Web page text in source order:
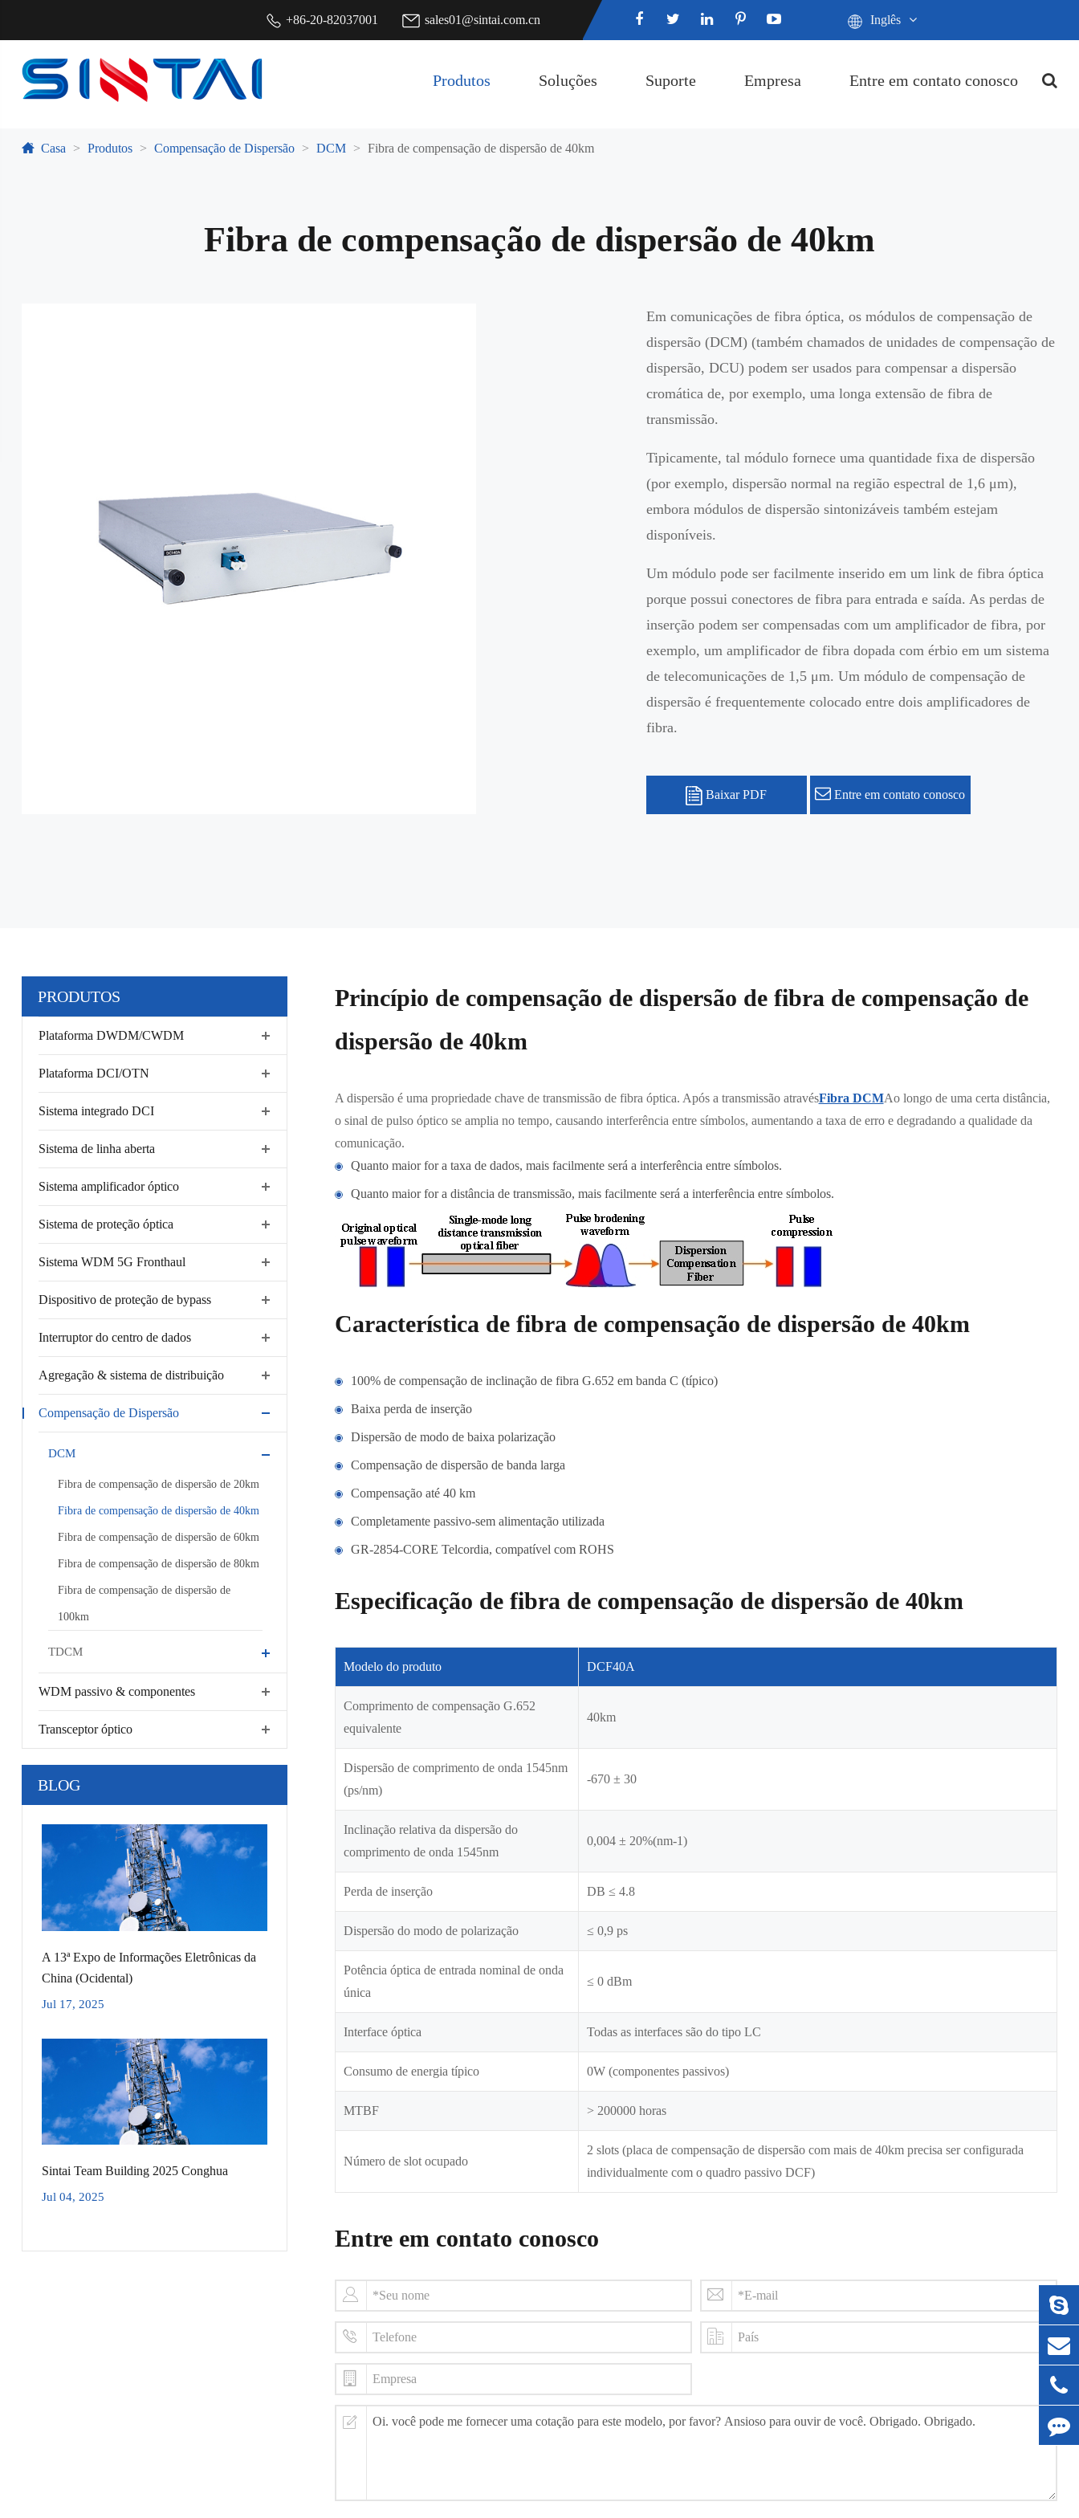
+86-20-82037001 sales01@sintai.com.cn Inglês
Produtos Soluções Suporte Empresa Entre em contato conosco
Casa Produtos Compensação de Dispersão DCM Fibra de compensação de dispersão de 40km
Fibra de compensação de dispersão de 40km
Em comunicações de fibra óptica, os módulos de compensação de
dispersão (DCM) (também chamados de unidades de compensação de
dispersão, DCU) podem ser usados para compensar a dispersão
cromática de, por exemplo, uma longa extensão de fibra de
transmissão.
Tipicamente, tal módulo fornece uma quantidade fixa de dispersão
(por exemplo, dispersão normal na região espectral de 1,6 μm),
embora módulos de dispersão sintonizáveis também estejam
disponíveis.
Um módulo pode ser facilmente inserido em um link de fibra óptica
porque possui conectores de fibra para entrada e saída. As perdas de
inserção podem ser compensadas com um amplificador de fibra, por
exemplo, um amplificador de fibra dopada com érbio em um sistema
de telecomunicações de 1,5 μm. Um módulo de compensação de
dispersão é frequentemente colocado entre dois amplificadores de
fibra.
Baixar PDF Entre em contato conosco
PRODUTOS
Plataforma DWDM/CWDM
Plataforma DCI/OTN
Sistema integrado DCI
Sistema de linha aberta
Sistema amplificador óptico
Sistema de proteção óptica
Sistema WDM 5G Fronthaul
Dispositivo de proteção de bypass
Interruptor do centro de dados
Agregação & sistema de distribuição
Compensação de Dispersão
DCM
Fibra de compensação de dispersão de 20km
Fibra de compensação de dispersão de 40km
Fibra de compensação de dispersão de 60km
Fibra de compensação de dispersão de 80km
Fibra de compensação de dispersão de
100km
TDCM
WDM passivo & componentes
Transceptor óptico
BLOG
A 13ª Expo de Informações Eletrônicas da
China (Ocidental)
Jul 17, 2025
Sintai Team Building 2025 Conghua
Jul 04, 2025
Princípio de compensação de dispersão de fibra de compensação de
dispersão de 40km
A dispersão é uma propriedade chave de transmissão de fibra óptica. Após a transmissão atravésFibra DCMAo longo de uma certa distância,
o sinal de pulso óptico se amplia no tempo, causando interferência entre símbolos, aumentando a taxa de erro e degradando a qualidade da
comunicação.
Quanto maior for a taxa de dados, mais facilmente será a interferência entre símbolos.
Quanto maior for a distância de transmissão, mais facilmente será a interferência entre símbolos.
Característica de fibra de compensação de dispersão de 40km
100% de compensação de inclinação de fibra G.652 em banda C (típico)
Baixa perda de inserção
Dispersão de modo de baixa polarização
Compensação de dispersão de banda larga
Compensação até 40 km
Completamente passivo-sem alimentação utilizada
GR-2854-CORE Telcordia, compatível com ROHS
Especificação de fibra de compensação de dispersão de 40km
Modelo do produto DCF40A
Comprimento de compensação G.652
equivalente
40km
Dispersão de comprimento de onda 1545nm
(ps/nm)
-670 ± 30
Inclinação relativa da dispersão do
comprimento de onda 1545nm
0,004 ± 20%(nm-1)
Perda de inserção DB ≤ 4.8
Dispersão do modo de polarização ≤ 0,9 ps
Potência óptica de entrada nominal de onda
única
≤ 0 dBm
Interface óptica Todas as interfaces são do tipo LC
Consumo de energia típico 0W (componentes passivos)
MTBF > 200000 horas
Número de slot ocupado
2 slots (placa de compensação de dispersão com mais de 40km precisa ser configurada
individualmente com o quadro passivo DCF)
Entre em contato conosco